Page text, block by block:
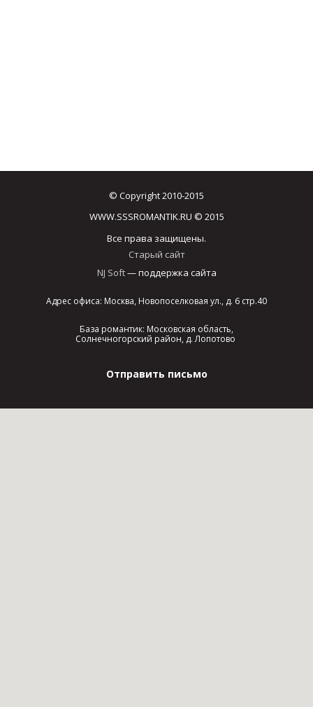
© Copyright 2010-2015
WWW.SSSROMANTIK.RU © 2015
Все права защищены.
Старый сайт
NJ Soft— поддержка сайта
Адрес офиса: Москва, Новопоселковая ул., д. 6 стр.40
База романтик: Московская область,
Солнечногорский район, д. Лопотово
Отправить письмо